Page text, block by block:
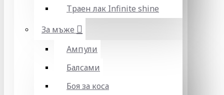
Траен лак Infinite shine
За мъже
Ампули
Балсами
Боя за коса